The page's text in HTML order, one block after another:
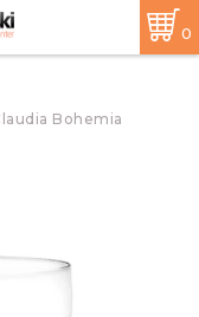
0
Bohemia